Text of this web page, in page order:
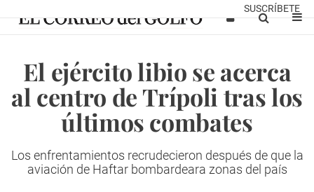
SUSCRÍBETE
El ejército libio se acerca
al centro de Trípoli tras los
últimos combates
Los enfrentamientos recrudecieron después de que la
aviación de Haftar bombardeara zonas del país